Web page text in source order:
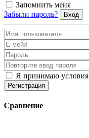
Запомнить меня
Забыли пароль?
Вход
Я принимаю условия
Регистрация
Сравнение